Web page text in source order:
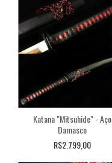
Katana "Mitsuhide" - Aço
Damasco
R$2.799,00